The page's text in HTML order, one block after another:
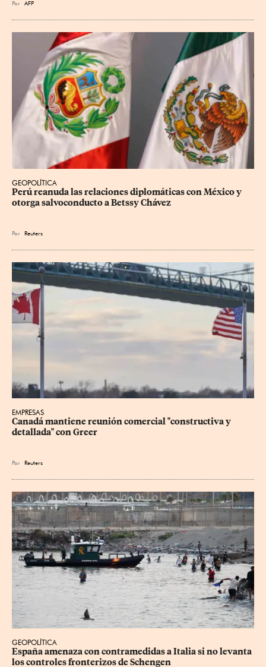
Por AFP
GEOPOLÍTICA
Perú reanuda las relaciones diplomáticas con México y
otorga salvoconducto a Betssy Chávez
Por Reuters
EMPRESAS
Canadá mantiene reunión ‌comercial "constructiva y
detallada" con Greer
Por Reuters
GEOPOLÍTICA
España amenaza con contramedidas a Italia si no levanta
los controles fronterizos de Schengen